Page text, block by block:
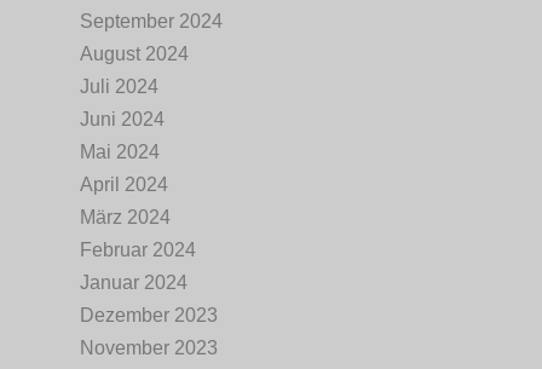
September 2024
August 2024
Juli 2024
Juni 2024
Mai 2024
April 2024
März 2024
Februar 2024
Januar 2024
Dezember 2023
November 2023